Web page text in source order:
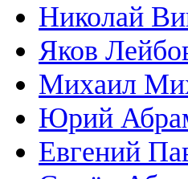
Николай
Яков
Михаил
Юрий
Евгений